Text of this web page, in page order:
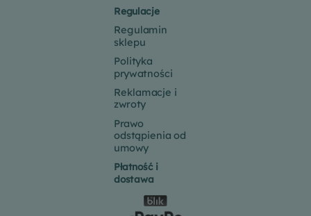
Regulacje
Regulamin
sklepu
Polityka
prywatności
Reklamacje i
zwroty
Prawo
odstąpienia od
umowy
Płatność i
dostawa